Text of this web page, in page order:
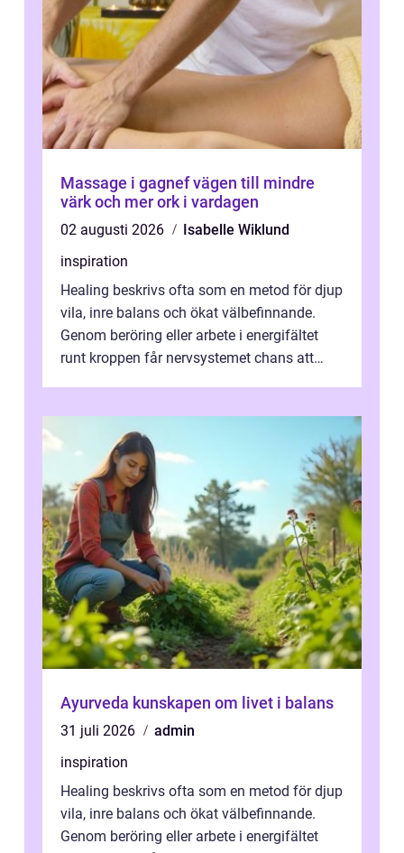
Massage i gagnef vägen till mindre
värk och mer ork i vardagen
02 augusti 2026
Isabelle Wiklund
inspiration
Healing beskrivs ofta som en metod för djup
vila, inre balans och ökat välbefinnande.
Genom beröring eller arbete i energifältet
runt kroppen får nervsystemet chans att
Ayurveda kunskapen om livet i balans
31 juli 2026
admin
inspiration
Healing beskrivs ofta som en metod för djup
vila, inre balans och ökat välbefinnande.
Genom beröring eller arbete i energifältet